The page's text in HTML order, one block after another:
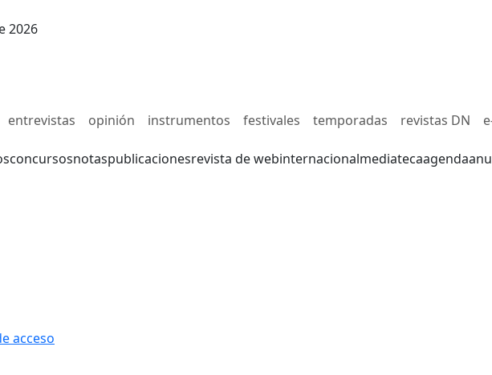
2026
entrevistas opinión instrumentos festivales temporadas revistas DN
concursosnotaspublicacionesrevista de webinternacionalmediatecaagenda
acceso